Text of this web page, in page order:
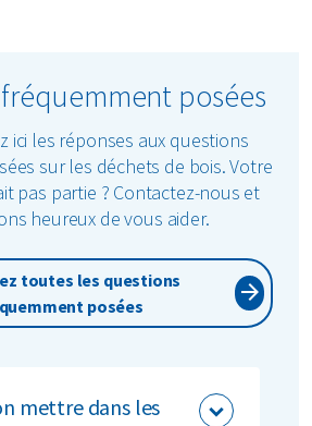
posées
ici les réponses aux questions
sur les déchets de bois. Votre
pas partie ? Contactez-nous et
heureux de vous aider.
toutes les questions
posées
mettre dans les